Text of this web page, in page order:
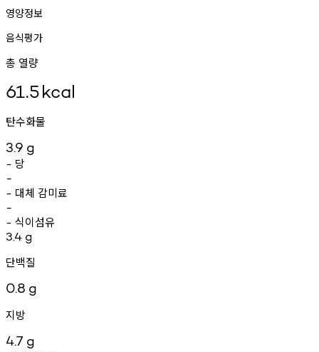
영양정보
음식평가
총 열량
61.5kcal
탄수화물
3.9 g
- 당
-
- 대체 감미료
-
- 식이섬유
3.4 g
단백질
0.8 g
지방
4.7 g